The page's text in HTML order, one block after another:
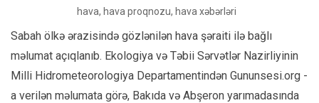
hava, hava proqnozu, hava xəbərləri
Sabah ölkə ərazisində gözlənilən hava şəraiti ilə bağlı
məlumat açıqlanıb. Ekologiya və Təbii Sərvətlər Nazirliyinin
Milli Hidrometeorologiya Departamentindən Gununsesi.org -
a verilən məlumata görə, Bakıda və Abşeron yarımadasında